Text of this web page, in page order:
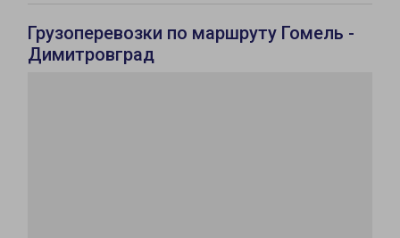
Грузоперевозки по маршруту Гомель -
Димитровград